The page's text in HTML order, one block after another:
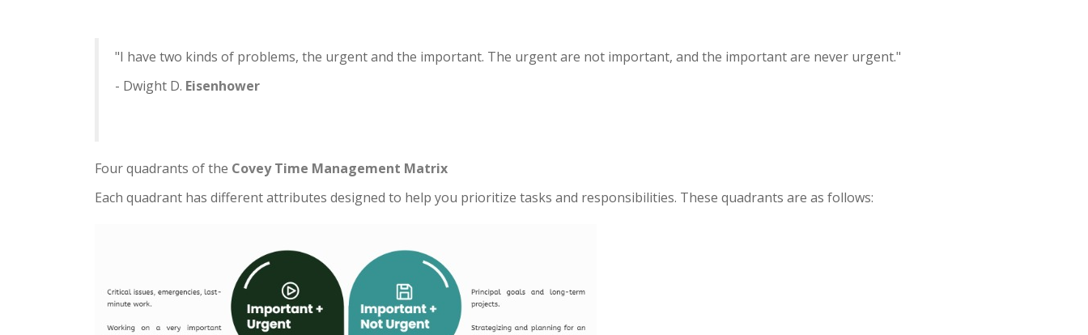
"I have two kinds of problems, the urgent and the important. The urgent are not important, and the important are never urgent."
- Dwight D. Eisenhower
Four quadrants of the Covey Time Management Matrix
Each quadrant has different attributes designed to help you prioritize tasks and responsibilities. These quadrants are as follows: